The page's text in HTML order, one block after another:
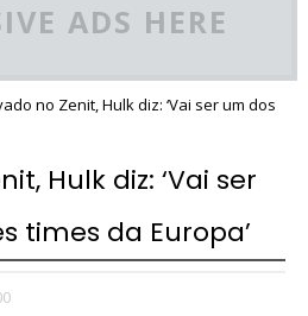
ADS HERE
no Zenit, Hulk diz: ‘Vai ser um dos
Hulk diz: ‘Vai ser
times da Europa’